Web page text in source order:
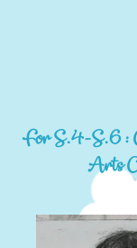
For S.4-S.6 :
Arts